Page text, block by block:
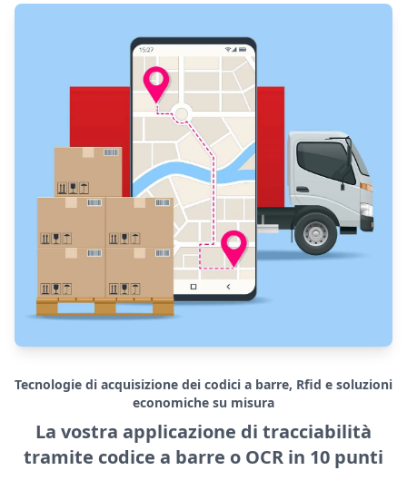
Tecnologie di acquisizione dei codici a barre, Rfid e soluzioni
economiche su misura
La vostra applicazione di tracciabilità
tramite codice a barre o OCR in 10 punti